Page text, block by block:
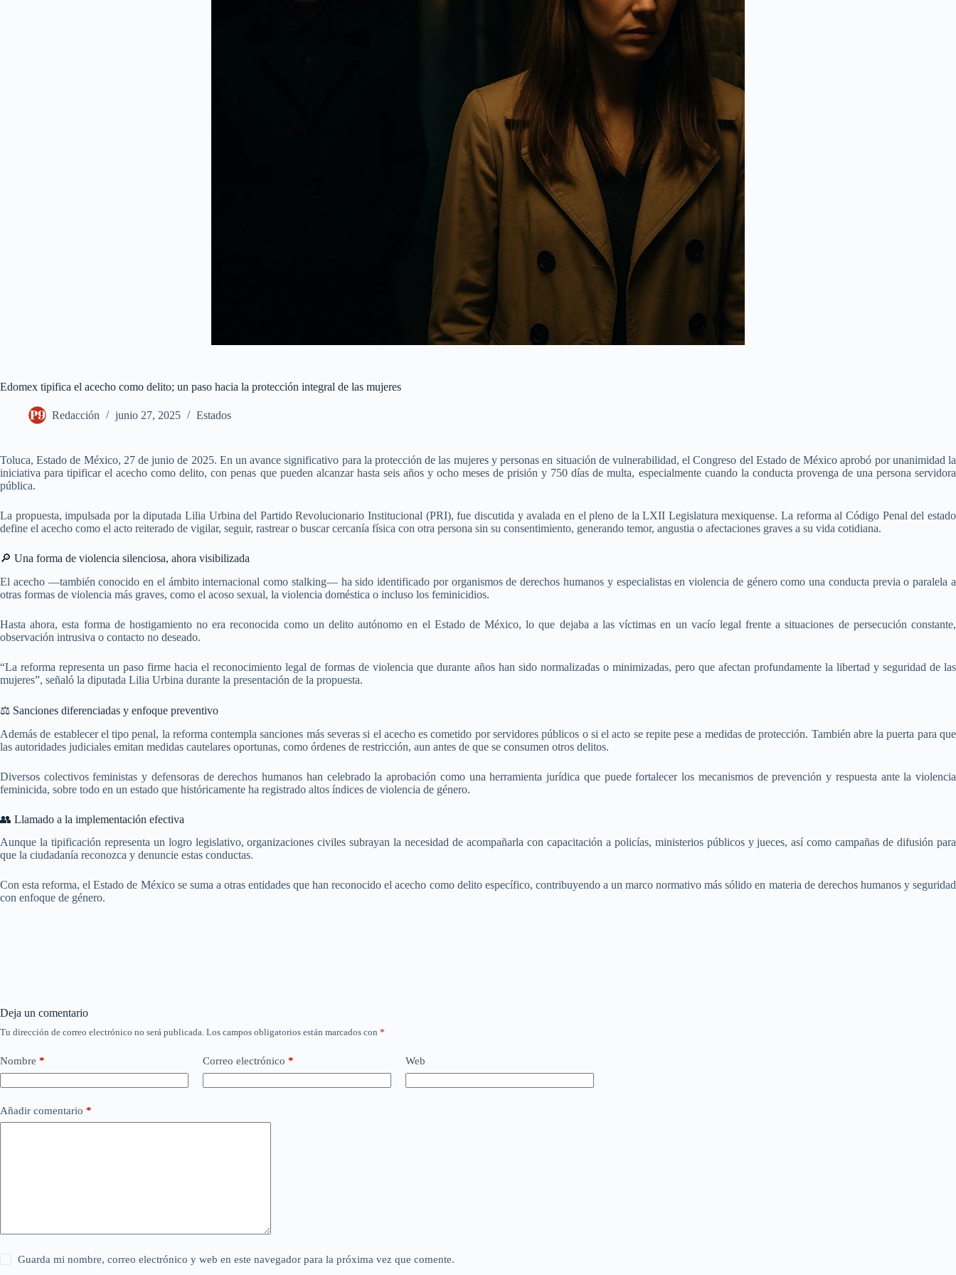
Edomex tipifica el acecho como delito; un paso hacia la protección integral de las mujeres
Redacción junio 27, 2025 Estados
Toluca, Estado de México, 27 de junio de 2025. En un avance significativo para la protección de las mujeres y personas en situación de vulnerabilidad, el Congreso del Estado de México aprobó por unanimidad la
iniciativa para tipificar el acecho como delito, con penas que pueden alcanzar hasta seis años y ocho meses de prisión y 750 días de multa, especialmente cuando la conducta provenga de una persona servidora
pública.
La propuesta, impulsada por la diputada Lilia Urbina del Partido Revolucionario Institucional (PRI), fue discutida y avalada en el pleno de la LXII Legislatura mexiquense. La reforma al Código Penal del estado
define el acecho como el acto reiterado de vigilar, seguir, rastrear o buscar cercanía física con otra persona sin su consentimiento, generando temor, angustia o afectaciones graves a su vida cotidiana.
🔎 Una forma de violencia silenciosa, ahora visibilizada
El acecho —también conocido en el ámbito internacional como stalking— ha sido identificado por organismos de derechos humanos y especialistas en violencia de género como una conducta previa o paralela a
otras formas de violencia más graves, como el acoso sexual, la violencia doméstica o incluso los feminicidios.
Hasta ahora, esta forma de hostigamiento no era reconocida como un delito autónomo en el Estado de México, lo que dejaba a las víctimas en un vacío legal frente a situaciones de persecución constante,
observación intrusiva o contacto no deseado.
“La reforma representa un paso firme hacia el reconocimiento legal de formas de violencia que durante años han sido normalizadas o minimizadas, pero que afectan profundamente la libertad y seguridad de las
mujeres”, señaló la diputada Lilia Urbina durante la presentación de la propuesta.
⚖ Sanciones diferenciadas y enfoque preventivo
Además de establecer el tipo penal, la reforma contempla sanciones más severas si el acecho es cometido por servidores públicos o si el acto se repite pese a medidas de protección. También abre la puerta para que
las autoridades judiciales emitan medidas cautelares oportunas, como órdenes de restricción, aun antes de que se consumen otros delitos.
Diversos colectivos feministas y defensoras de derechos humanos han celebrado la aprobación como una herramienta jurídica que puede fortalecer los mecanismos de prevención y respuesta ante la violencia
feminicida, sobre todo en un estado que históricamente ha registrado altos índices de violencia de género.
👥 Llamado a la implementación efectiva
Aunque la tipificación representa un logro legislativo, organizaciones civiles subrayan la necesidad de acompañarla con capacitación a policías, ministerios públicos y jueces, así como campañas de difusión para
que la ciudadanía reconozca y denuncie estas conductas.
Con esta reforma, el Estado de México se suma a otras entidades que han reconocido el acecho como delito específico, contribuyendo a un marco normativo más sólido en materia de derechos humanos y seguridad
con enfoque de género.
Deja un comentario
Tu dirección de correo electrónico no será publicada. Los campos obligatorios están marcados con *
Nombre * Correo electrónico * Web
Añadir comentario *
Guarda mi nombre, correo electrónico y web en este navegador para la próxima vez que comente.